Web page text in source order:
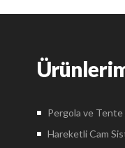
Pergola ve
Hareketli Cam